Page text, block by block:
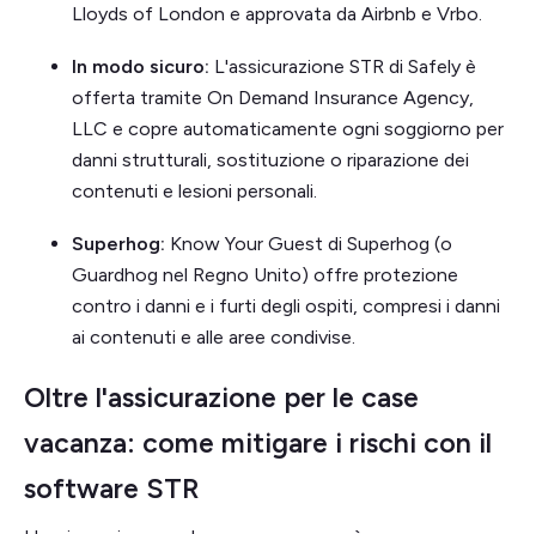
Lloyds of London e approvata da Airbnb e Vrbo.
In modo sicuro: L'assicurazione STR di Safely è
offerta tramite On Demand Insurance Agency,
LLC e copre automaticamente ogni soggiorno per
danni strutturali, sostituzione o riparazione dei
contenuti e lesioni personali.
Superhog: Know Your Guest di Superhog (o
Guardhog nel Regno Unito) offre protezione
contro i danni e i furti degli ospiti, compresi i danni
ai contenuti e alle aree condivise.
Oltre l'assicurazione per le case
vacanza: come mitigare i rischi con il
software STR